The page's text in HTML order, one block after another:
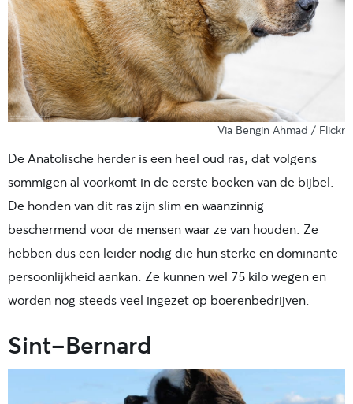
Via Bengin Ahmad / Flickr
De Anatolische herder is een heel oud ras, dat volgens
sommigen al voorkomt in de eerste boeken van de bijbel.
De honden van dit ras zijn slim en waanzinnig
beschermend voor de mensen waar ze van houden. Ze
hebben dus een leider nodig die hun sterke en dominante
persoonlijkheid aankan. Ze kunnen wel 75 kilo wegen en
worden nog steeds veel ingezet op boerenbedrijven.
Sint-Bernard